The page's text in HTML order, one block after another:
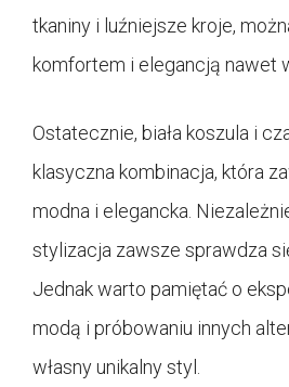
tkaniny i luźniejsze kroje,
komfortem i elegancją nawet
Ostatecznie, biała koszula i
klasyczna kombinacja, która
modna i elegancka.
stylizacja zawsze sprawdza
Jednak warto pamiętać o
modą i próbowaniu innych
własny unikalny styl.